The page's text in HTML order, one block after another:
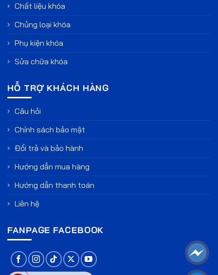
Chất liệu khóa
Chủng loại khóa
Phụ kiện khóa
Sửa chữa khóa
HỖ TRỢ KHÁCH HÀNG
Câu hỏi
Chính sách bảo mật
Đổi trả và bảo hành
Hướng dẫn mua hàng
Hướng dẫn thanh toán
Liên hệ
FANPAGE FACEBOOK